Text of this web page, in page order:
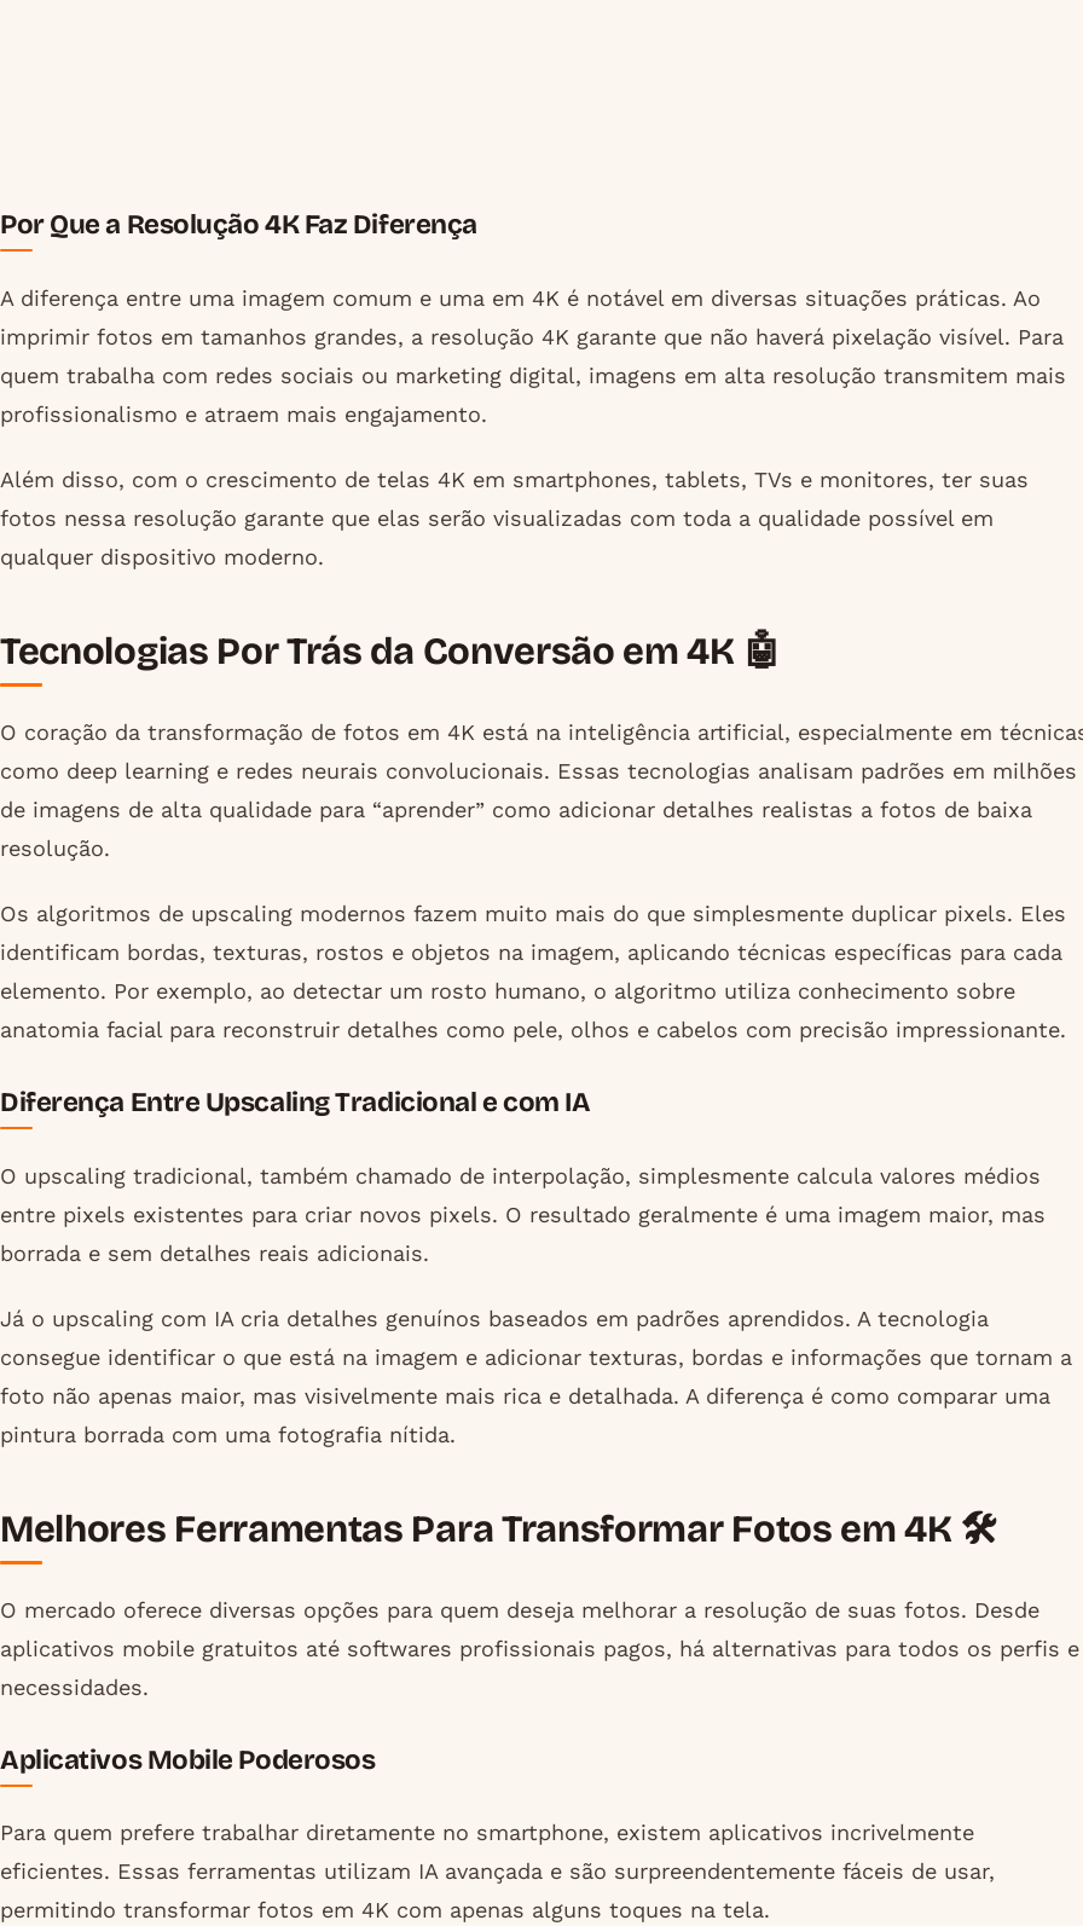
Por Que a Resolução 4K Faz Diferença
A diferença entre uma imagem comum e uma em 4K é notável em diversas situações práticas. Ao
imprimir fotos em tamanhos grandes, a resolução 4K garante que não haverá pixelação visível. Para
quem trabalha com redes sociais ou marketing digital, imagens em alta resolução transmitem mais
profissionalismo e atraem mais engajamento.
Além disso, com o crescimento de telas 4K em smartphones, tablets, TVs e monitores, ter suas
fotos nessa resolução garante que elas serão visualizadas com toda a qualidade possível em
qualquer dispositivo moderno.
Tecnologias Por Trás da Conversão em 4K 🤖
O coração da transformação de fotos em 4K está na inteligência artificial, especialmente em
como deep learning e redes neurais convolucionais. Essas tecnologias analisam padrões em milhões
de imagens de alta qualidade para “aprender” como adicionar detalhes realistas a fotos de baixa
resolução.
Os algoritmos de upscaling modernos fazem muito mais do que simplesmente duplicar pixels. Eles
identificam bordas, texturas, rostos e objetos na imagem, aplicando técnicas específicas para cada
elemento. Por exemplo, ao detectar um rosto humano, o algoritmo utiliza conhecimento sobre
anatomia facial para reconstruir detalhes como pele, olhos e cabelos com precisão impressionante.
Diferença Entre Upscaling Tradicional e com IA
O upscaling tradicional, também chamado de interpolação, simplesmente calcula valores médios
entre pixels existentes para criar novos pixels. O resultado geralmente é uma imagem maior, mas
borrada e sem detalhes reais adicionais.
Já o upscaling com IA cria detalhes genuínos baseados em padrões aprendidos. A tecnologia
consegue identificar o que está na imagem e adicionar texturas, bordas e informações que tornam a
foto não apenas maior, mas visivelmente mais rica e detalhada. A diferença é como comparar uma
pintura borrada com uma fotografia nítida.
Melhores Ferramentas Para Transformar Fotos em 4K 🛠️
O mercado oferece diversas opções para quem deseja melhorar a resolução de suas fotos. Desde
aplicativos mobile gratuitos até softwares profissionais pagos, há alternativas para todos os perfis e
necessidades.
Aplicativos Mobile Poderosos
Para quem prefere trabalhar diretamente no smartphone, existem aplicativos incrivelmente
eficientes. Essas ferramentas utilizam IA avançada e são surpreendentemente fáceis de usar,
permitindo transformar fotos em 4K com apenas alguns toques na tela.